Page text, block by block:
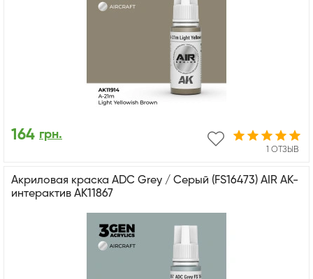
1 ОТЗЫВ
164 грн.
Акриловая краска ADC Grey / Серый (FS16473) AIR АК-
интерактив AK11867